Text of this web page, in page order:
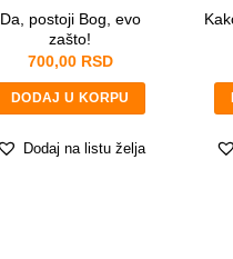
Da, postoji Bog, evo
zašto!
700,00 RSD
DODAJ U KORPU
Dodaj na listu želja